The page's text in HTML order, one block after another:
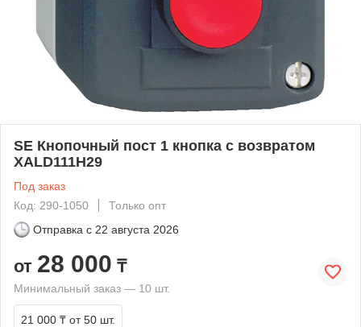
SE Кнопочный пост 1 кнопка с возвратом
XALD111H29
Под заказ
Код: 290-1050
Только опт
Отправка с 22 августа 2026
от 28 000 ₸
Минимальный заказ — 10 шт.
21 000 ₸ от 50 шт.